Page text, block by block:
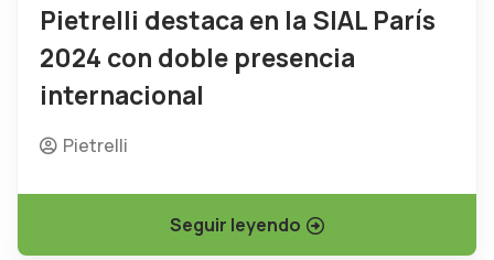
Pietrelli destaca en la SIAL París
2024 con doble presencia
internacional
Pietrelli
Seguir leyendo